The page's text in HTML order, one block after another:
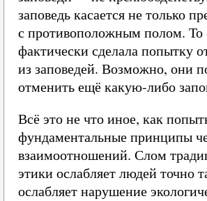
заповедь касается не только
с противоположным полом. То
фактически сделала попытку
из заповедей. Возможно, они
отменить ещё какую-либо
Всё это не что иное, как
фундаментальные принципы
взаимоотношений. Слом
этики ослабляет людей точно
ослабляет нарушение